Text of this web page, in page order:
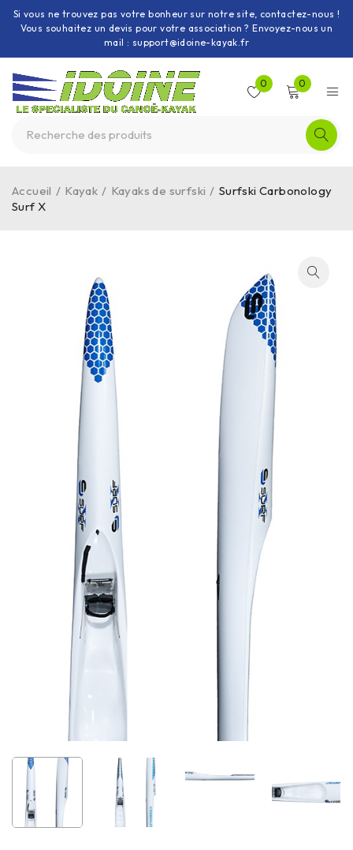
Si vous ne trouvez pas votre bonheur sur notre site, contactez-nous !
Vous souhaitez un devis pour votre association ? Envoyez-nous un
mail : support@idoine-kayak.fr
0 0
Accueil / Kayak / Kayaks de surfski / Surfski Carbonology
Surf X